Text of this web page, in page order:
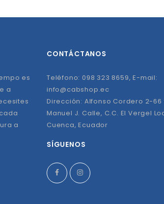
es
a
a
CONTÁCTANOS
Teléfono: 098 323 8659, E-mail:
info@cabshop.ec
Dirección: Alfonso Cordero 2-66
Manuel J. Calle, C.C. El Vergel
Cuenca, Ecuador
SÍGUENOS